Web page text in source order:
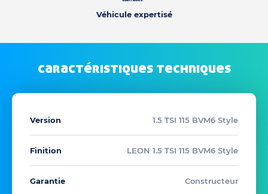
Véhicule expertisé
caractéristiques techniques
Version 1.5 TSI 115 BVM6 Style
Finition LEON 1.5 TSI 115 BVM6 Style
Garantie Constructeur